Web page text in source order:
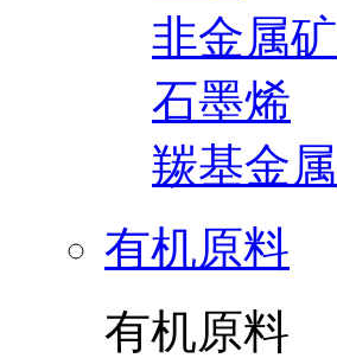
非金属矿
石墨烯
羰基金属
有机原料
有机原料